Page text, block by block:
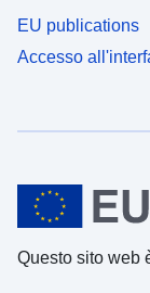
EU publications
Accesso
Questo sito web